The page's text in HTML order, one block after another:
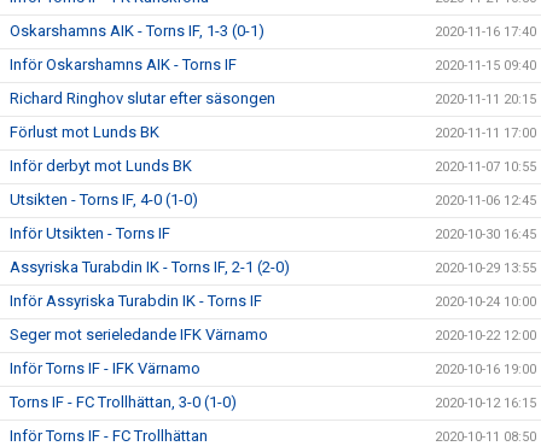
Oskarshamns AIK - Torns IF, 1-3 (0-1) 2020-11-16 17:40
Inför Oskarshamns AIK - Torns IF 2020-11-15 09:40
Richard Ringhov slutar efter säsongen 2020-11-11 20:15
Förlust mot Lunds BK 2020-11-11 17:00
Inför derbyt mot Lunds BK 2020-11-07 10:55
Utsikten - Torns IF, 4-0 (1-0) 2020-11-06 12:45
Inför Utsikten - Torns IF 2020-10-30 16:45
Assyriska Turabdin IK - Torns IF, 2-1 (2-0) 2020-10-29 13:55
Inför Assyriska Turabdin IK - Torns IF 2020-10-24 10:00
Seger mot serieledande IFK Värnamo 2020-10-22 12:00
Inför Torns IF - IFK Värnamo 2020-10-16 19:00
Torns IF - FC Trollhättan, 3-0 (1-0) 2020-10-12 16:15
Inför Torns IF - FC Trollhättan 2020-10-11 08:50